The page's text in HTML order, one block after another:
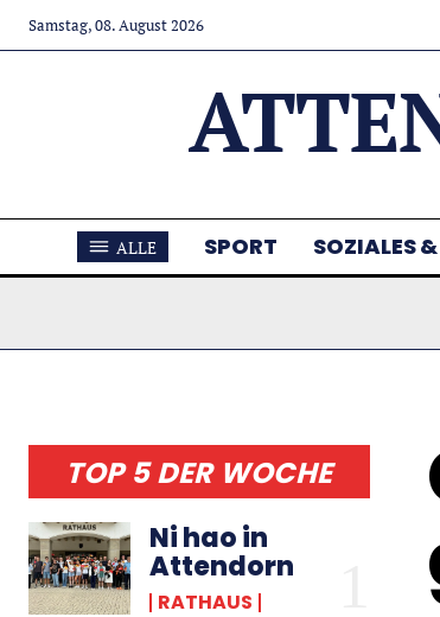
Samstag, 08. August 2026
ALLE SPORT SOZIALES
TOP 5 DER WOCHE
Ni hao in
Attendorn
RATHAUS